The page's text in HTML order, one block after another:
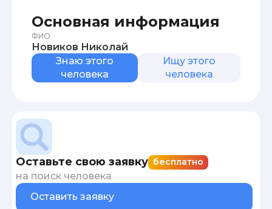
Основная информация
ФИО
Новиков Николай
Знаю этого
человека
Ищу этого
человека
Оставьте свою заявку бесплатно
на поиск человека
Оставить заявку